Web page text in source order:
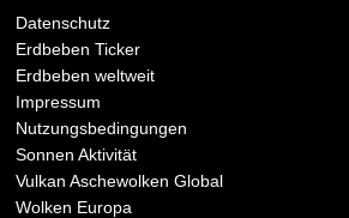
Datenschutz
Erdbeben Ticker
Erdbeben weltweit
Impressum
Nutzungsbedingungen
Sonnen Aktivität
Vulkan Aschewolken Global
Wolken Europa